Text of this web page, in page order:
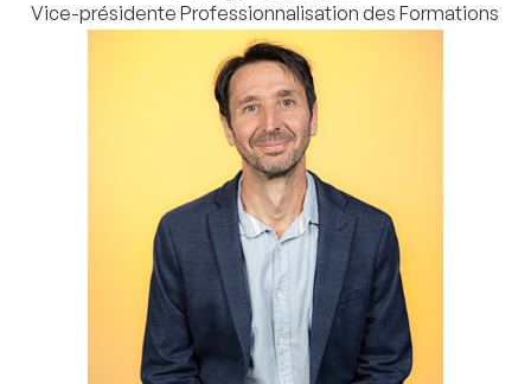
Vice-présidente Professionnalisation des Formations